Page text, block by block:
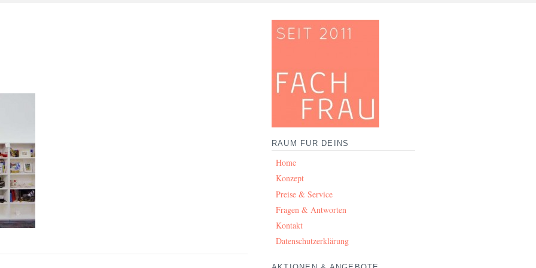
RAUM FÜR DEINS
Home
Konzept
Preise & Service
Fragen & Antworten
Kontakt
Datenschutzerklärung